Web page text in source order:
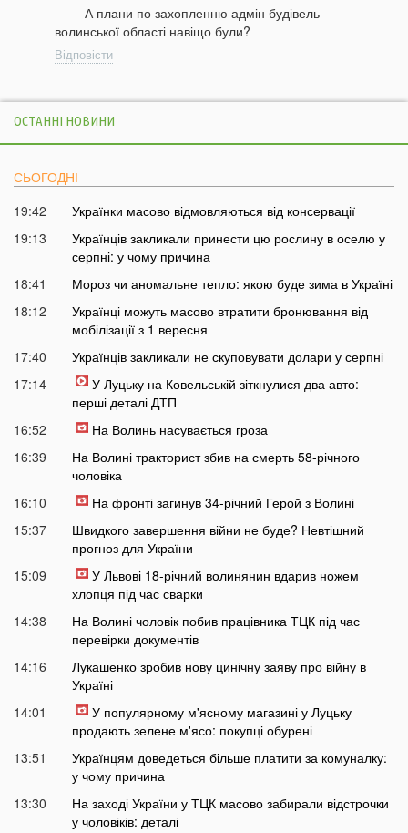
А плани по захопленню адмін будівель
волинської області навіщо були?
Відповісти
ОСТАННІ НОВИНИ
СЬОГОДНІ
19:42
Українки масово відмовляються від консервації
19:13
Українців закликали принести цю рослину в оселю у
серпні: у чому причина
18:41
Мороз чи аномальне тепло: якою буде зима в Україні
18:12
Українці можуть масово втратити бронювання від
мобілізації з 1 вересня
17:40
Українців закликали не скуповувати долари у серпні
17:14
У Луцьку на Ковельській зіткнулися два авто:
перші деталі ДТП
16:52
На Волинь насувається гроза
16:39
На Волині тракторист збив на смерть 58-річного
чоловіка
16:10
На фронті загинув 34-річний Герой з Волині
15:37
Швидкого завершення війни не буде? Невтішний
прогноз для України
15:09
У Львові 18-річний волинянин вдарив ножем
хлопця під час сварки
14:38
На Волині чоловік побив працівника ТЦК під час
перевірки документів
14:16
Лукашенко зробив нову цинічну заяву про війну в
Україні
14:01
У популярному м'ясному магазині у Луцьку
продають зелене м'ясо: покупці обурені
13:51
Українцям доведеться більше платити за комуналку:
у чому причина
13:30
На заході України у ТЦК масово забирали відстрочки
у чоловіків: деталі